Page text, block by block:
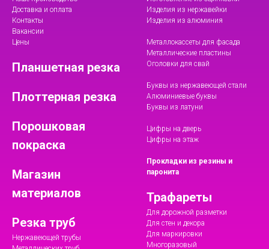
Доставка и оплата
Контакты
Вакансии
Цены
Планшетная резка
Плоттерная резка
Порошковая
покраска
Магазин
материалов
Резка труб
Нержавеющей трубы
Изделия из нержавейки
Изделия из алюминия
Металлокассеты для фасада
Металлические пластины
Оголовки для свай
Буквы из нержавеющей стали
Алюминиевые буквы
Буквы из латуни
Цифры на дверь
Цифры на этаж
Прокладки из резины и
паронита
Трафареты
Для дорожной разметки
Для стен и декора
Для маркировки
Многоразовый